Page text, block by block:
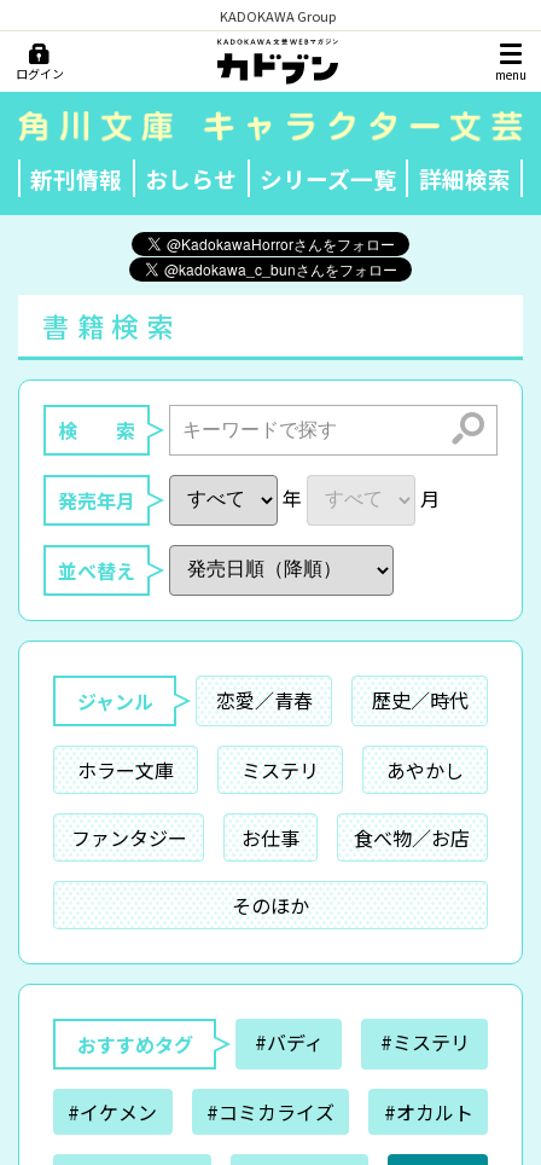
KADOKAWA Group
ログイン menu
新刊情報 おしらせ シリーズ一覧 詳細検索
書籍検索
検 索 検索
発売年月 年 月
並べ替え
ジャンル 恋愛／青春 歴史／時代
ホラー文庫 ミステリ あやかし
ファンタジー お仕事 食べ物／お店
そのほか
おすすめタグ #バディ #ミステリ
#イケメン #コミカライズ #オカルト